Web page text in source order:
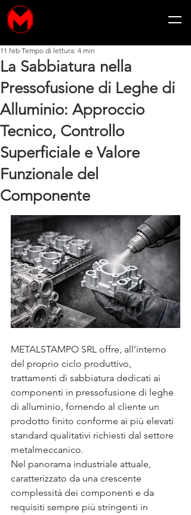
La Sabbiatura nella
Pressofusione di Leghe di
Alluminio: Approccio
Tecnico, Controllo
Superficiale e Valore
Funzionale del
Componente
11 feb Tempo di lettura: 4 min
METALSTAMPO SRL offre, all’interno
del proprio ciclo produttivo,
trattamenti di sabbiatura dedicati ai
componenti in pressofusione di leghe
di alluminio, fornendo al cliente un
prodotto finito conforme ai più elevati
standard qualitativi richiesti dal settore
metalmeccanico.
Nel panorama industriale attuale,
caratterizzato da una crescente
complessità dei componenti e da
requisiti sempre più stringenti in